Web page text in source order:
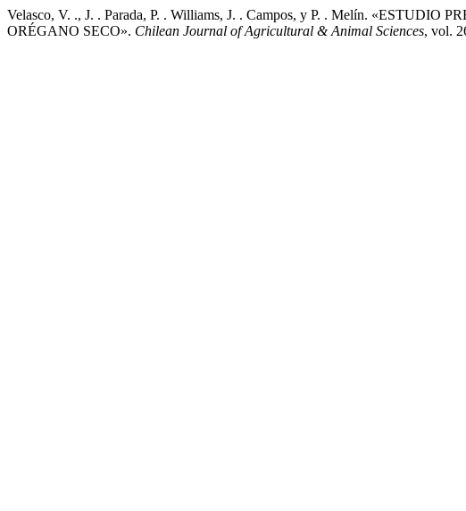
Velasco, V. ., J. . Parada, P. . Williams, J. . Campos, y P. . Melín.
ORÉGANO SECO». Chilean Journal of Agricultural & Animal Sciences, vol.